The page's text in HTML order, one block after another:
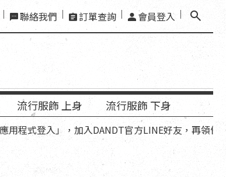
聯絡我們 訂單查詢 會員登入
流行服飾 上身 流行服飾 下身
」，加入DANDT官方LINE好友，再領優惠折扣碼。